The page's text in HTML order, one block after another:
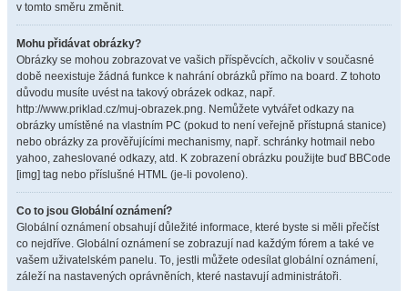
v tomto směru změnit.
Mohu přidávat obrázky?
Obrázky se mohou zobrazovat ve vašich příspěvcích, ačkoliv v současné
době neexistuje žádná funkce k nahrání obrázků přímo na board. Z tohoto
důvodu musíte uvést na takový obrázek odkaz, např.
http://www.priklad.cz/muj-obrazek.png. Nemůžete vytvářet odkazy na
obrázky umístěné na vlastním PC (pokud to není veřejně přístupná stanice)
nebo obrázky za prověřujícími mechanismy, např. schránky hotmail nebo
yahoo, zaheslované odkazy, atd. K zobrazení obrázku použijte buď BBCode
[img] tag nebo příslušné HTML (je-li povoleno).
Co to jsou Globální oznámení?
Globální oznámení obsahují důležité informace, které byste si měli přečíst
co nejdříve. Globální oznámení se zobrazují nad každým fórem a také ve
vašem uživatelském panelu. To, jestli můžete odesílat globální oznámení,
záleží na nastavených oprávněních, které nastavují administrátoři.